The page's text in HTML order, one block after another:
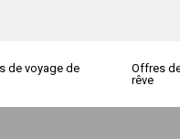
de voyage de
Offres
rêve